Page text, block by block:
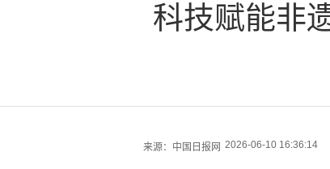
科技赋能非
来源： 中国日报网 2026-06-10 16:36:14